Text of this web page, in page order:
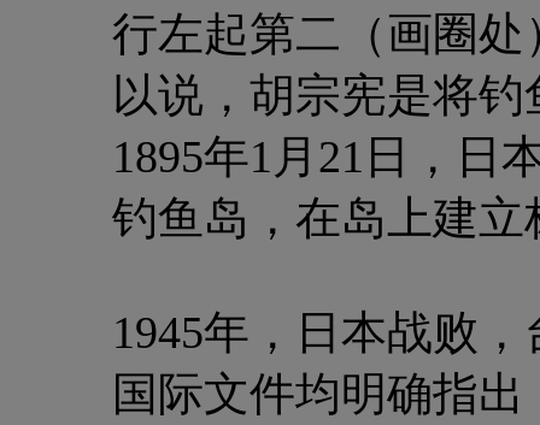
行左起第二（画圈
以说，胡宗宪是将
1895年1月21日，日
钓鱼岛，在岛上建
1945年，日本战败
国际文件均明确指